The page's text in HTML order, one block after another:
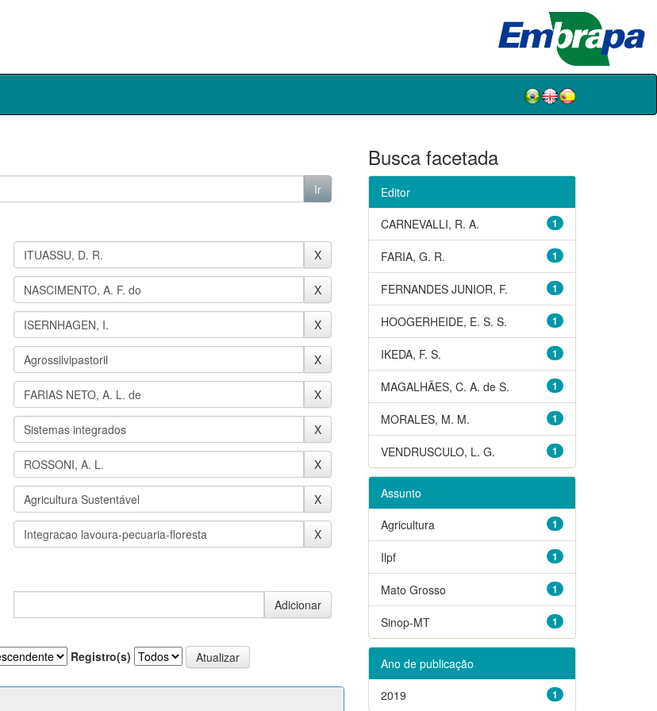
Registro(s)
Busca facetada
Editor
1
CARNEVALLI, R. A.
1
FARIA, G. R.
1
FERNANDES JUNIOR, F.
1
HOOGERHEIDE, E. S. S.
1
IKEDA, F. S.
1
MAGALHÃES, C. A. de S.
1
MORALES, M. M.
1
VENDRUSCULO, L. G.
Assunto
1
Agricultura
1
Ilpf
1
Mato Grosso
1
Sinop-MT
Ano de publicação
1
2019